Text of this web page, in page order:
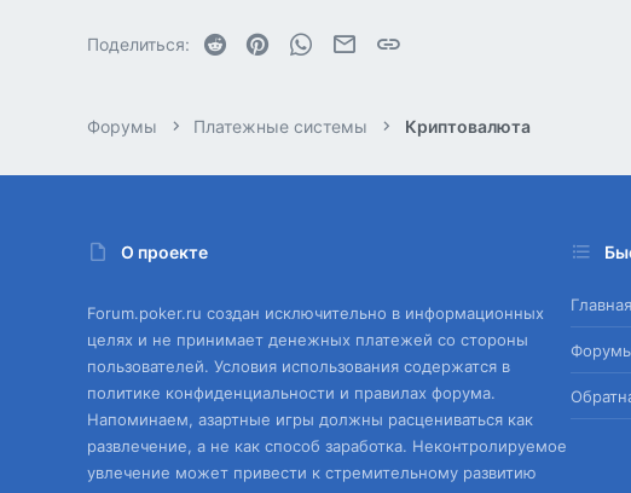
Поделиться: Reddit PinterestWhatsAppЭлектронная почта
Форумы Платежные системы Криптовалюта
О проекте
Forum.poker.ru создан исключительно в информационных
целях и не принимает денежных платежей со стороны
пользователей. Условия использования содержатся в
политике конфиденциальности и правилах форума.
Напоминаем, азартные игры должны расцениваться как
развлечение, а не как способ заработка. Неконтролируемое
увлечение может привести к стремительному развитию
Главная